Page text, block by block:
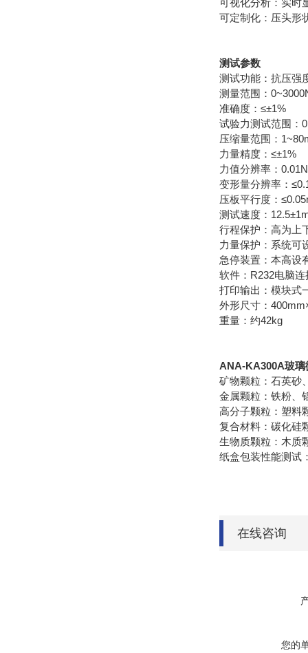
可视化分析：实时
可定制化：压头形
测试参数
测试功能：抗压强
测量范围：
准确度：≤±1%
试验力测试范围：
压缩量范围：
力量精度：≤±1%
力值分辨率：0.01N
变形量分辨率：
压板平行度：
测试速度：
行程保护：高为上
力量保护：系统可
急停装置：本高设
软件：R232电脑连
打印输出：模块式
外形尺寸：
重量：约42kg
ANA-KA300A玻璃
矿物颗粒：石英砂
金属颗粒：铁粉、
高分子颗粒：塑料
复合材料：碳化硅
生物质颗粒：木质
纸盒包装性能测试
在线咨询
您的